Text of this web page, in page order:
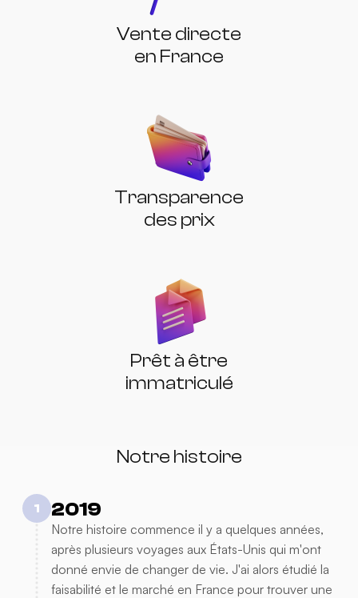
Vente directe
en France
Transparence
des prix
Prêt à être
immatriculé
Notre histoire
1 2019
Notre histoire commence il y a quelques années,
après plusieurs voyages aux États-Unis qui m'ont
donné envie de changer de vie. J'ai alors étudié la
faisabilité et le marché en France pour trouver une